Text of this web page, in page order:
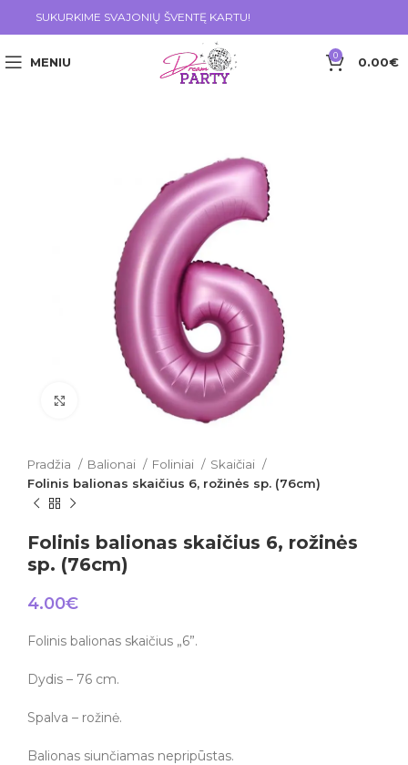
SUKURKIME SVAJONIŲ ŠVENTĘ KARTU!
MENIU 0 0.00€
Click to enlarge
Pradžia Balionai Foliniai
Skaičiai
Folinis balionas skaičius 6, rožinės sp. (76cm)
Folinis balionas skaičius 6, rožinės
sp. (76cm)
4.00€
Folinis balionas skaičius „6”.
Dydis – 76 cm.
Spalva – rožinė.
Balionas siunčiamas nepripūstas.